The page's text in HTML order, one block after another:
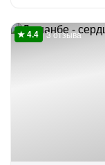
3 отзыва